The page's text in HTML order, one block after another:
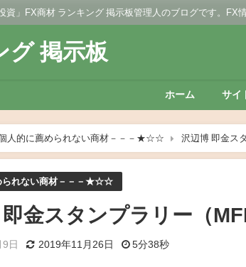
資」FX商材 ランキング 掲示板管理人のブログです。FX
グ 掲示板
ホーム サイ
人的に薦められない商材－－－★☆☆ 沢辺博 即金ス
られない商材－－－★☆☆
金スタンプラリー（
日 2019年11月26日 5分38秒